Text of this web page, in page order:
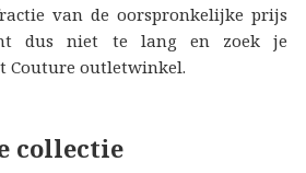
van de oorspronkelijke prijs
dus niet te lang en zoek je
Couture outletwinkel.
collectie